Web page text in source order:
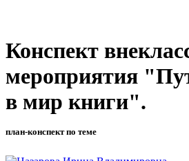
Конспект
мероприятия
в мир книги".
план-конспект по теме